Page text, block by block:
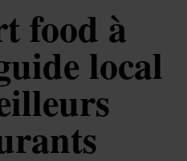
food à
local